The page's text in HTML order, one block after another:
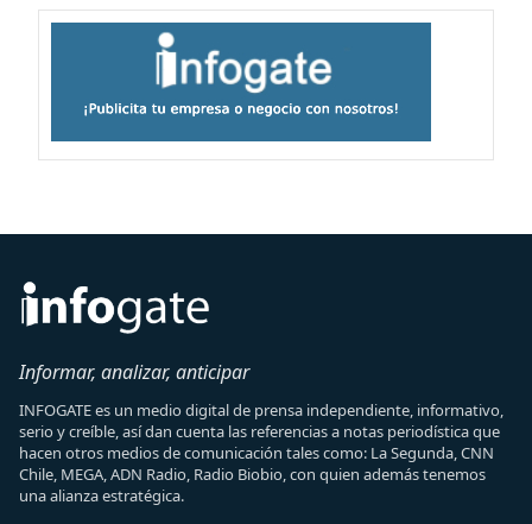
Informar, analizar, anticipar
INFOGATE es un medio digital de prensa independiente, informativo,
serio y creíble, así dan cuenta las referencias a notas periodística que
hacen otros medios de comunicación tales como: La Segunda, CNN
Chile, MEGA, ADN Radio, Radio Biobio, con quien además tenemos
una alianza estratégica.